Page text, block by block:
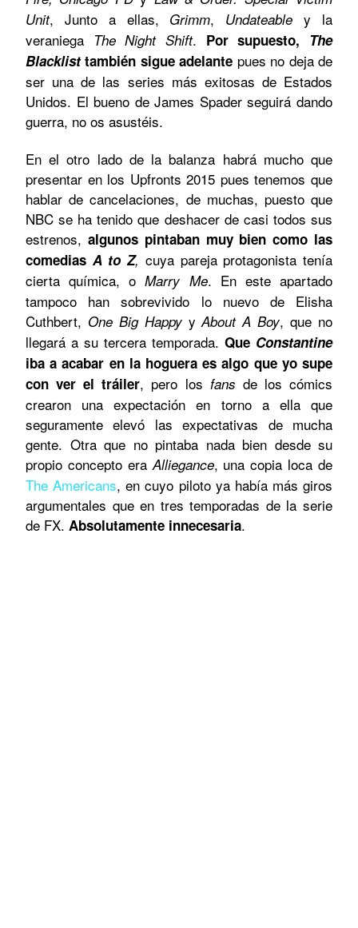
Unit, Junto a ellas, Grimm, Undateable y la
veraniega The Night Shift. Por supuesto, The
Blacklisttambién sigue adelante pues no deja de
ser una de las series más exitosas de Estados
Unidos. El bueno de James Spader seguirá dando
guerra, no os asustéis.
En el otro lado de la balanza habrá mucho que
presentar en los Upfronts 2015 pues tenemos que
hablar de cancelaciones, de muchas, puesto que
NBC se ha tenido que deshacer de casi todos sus
estrenos, algunos pintaban muy bien como las
comedias A to Z, cuya pareja protagonista tenía
cierta química, oMarry Me. En este apartado
tampoco han sobrevivido lo nuevo de Elisha
Cuthbert, One Big HappyyAbout A Boy, que no
llegará a su tercera temporada. Que Constantine
iba a acabar en la hoguera es algo que yo supe
con ver el tráiler, pero los fans de los cómics
crearon una expectación en torno a ella que
seguramente elevó las expectativas de mucha
gente. Otra que no pintaba nada bien desde su
propio concepto eraAlliegance, una copia loca de
The Americans, en cuyo piloto ya había más giros
argumentales que en tres temporadas de la serie
de FX. Absolutamente innecesaria.